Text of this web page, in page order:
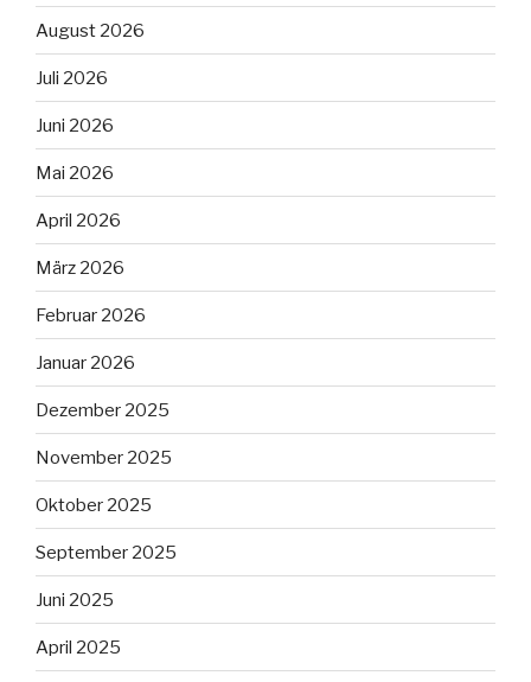
August 2026
Juli 2026
Juni 2026
Mai 2026
April 2026
März 2026
Februar 2026
Januar 2026
Dezember 2025
November 2025
Oktober 2025
September 2025
Juni 2025
April 2025